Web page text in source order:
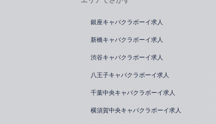
銀座キャバクラボーイ求人
新橋キャバクラボーイ求人
渋谷キャバクラボーイ求人
八王子キャバクラボーイ求人
千葉中央キャバクラボーイ求人
横須賀中央キャバクラボーイ求人